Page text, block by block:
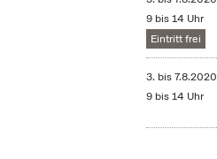
9 bis 14 Uhr
Eintritt frei
3. bis7.8.2020
9 bis 14 Uhr